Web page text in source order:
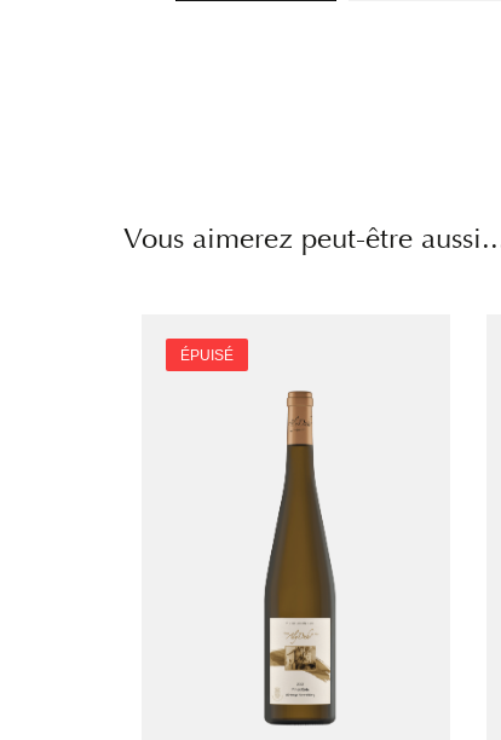
Vous aimerez peut-être aussi...
ÉPUISÉ